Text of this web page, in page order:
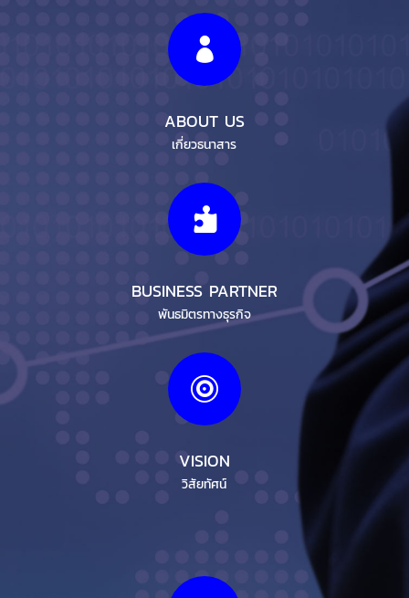

ABOUT US
เกี่ยวธนาสาร

BUSINESS PARTNER
พันธมิตรทางธุรกิจ

VISION
วิสัยทัศน์